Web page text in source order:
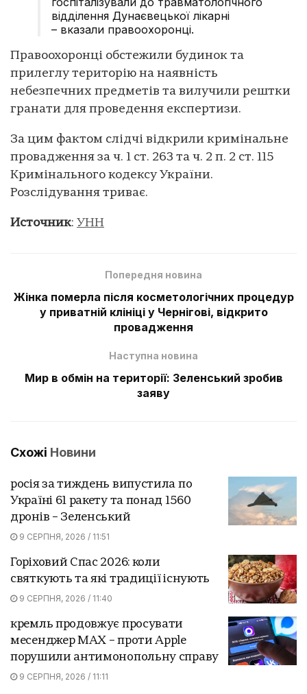
відділення Дунаєвецької лікарні
– вказали правоохоронці.
Правоохоронці обстежили будинок та
прилеглу територію на наявність
небезпечних предметів та вилучили рештки
гранати для проведення експертизи.
За цим фактом слідчі відкрили кримінальне
провадження за ч. 1 ст. 263 та ч. 2 п. 2 ст. 115
Кримінального кодексу України.
Розслідування триває.
Источник: УНН
Попередня новина
Жінка померла після косметологічних процедур
у приватній клініці у Чернігові, відкрито
провадження
Наступна новина
Мир в обмін на території: Зеленський зробив
заяву
Схожі Новини
росія за тиждень випустила по
Україні 61 ракету та понад 1560
дронів – Зеленський
9 СЕРПНЯ, 2026 / 11:51
Горіховий Спас 2026: коли
святкують та які традиції існують
9 СЕРПНЯ, 2026 / 11:40
кремль продовжує просувати
месенджер MAX – проти Apple
порушили антимонопольну справу
9 СЕРПНЯ, 2026 / 11:11